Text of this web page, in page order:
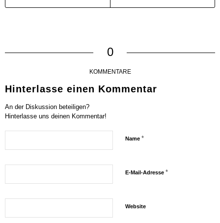
0
KOMMENTARE
Hinterlasse einen Kommentar
An der Diskussion beteiligen?
Hinterlasse uns deinen Kommentar!
Name *
E-Mail-Adresse *
Website